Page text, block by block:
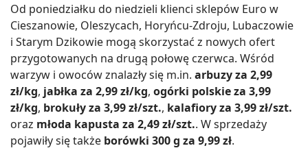
Od poniedziałku do niedzieli klienci sklepów Euro w
Cieszanowie, Oleszycach, Horyńcu-Zdroju, Lubaczowie
i Starym Dzikowie mogą skorzystać z nowych ofert
przygotowanych na drugą połowę czerwca. Wśród
warzyw i owoców znalazły się m.in. arbuzy za 2,99
zł/kg, jabłka za 2,99 zł/kg, ogórki polskie za 3,99
zł/kg, brokuły za 3,99 zł/szt., kalafiory za 3,99 zł/szt.
oraz młoda kapusta za 2,49 zł/szt.. W sprzedaży
pojawiły się także borówki 300 g za 9,99 zł.